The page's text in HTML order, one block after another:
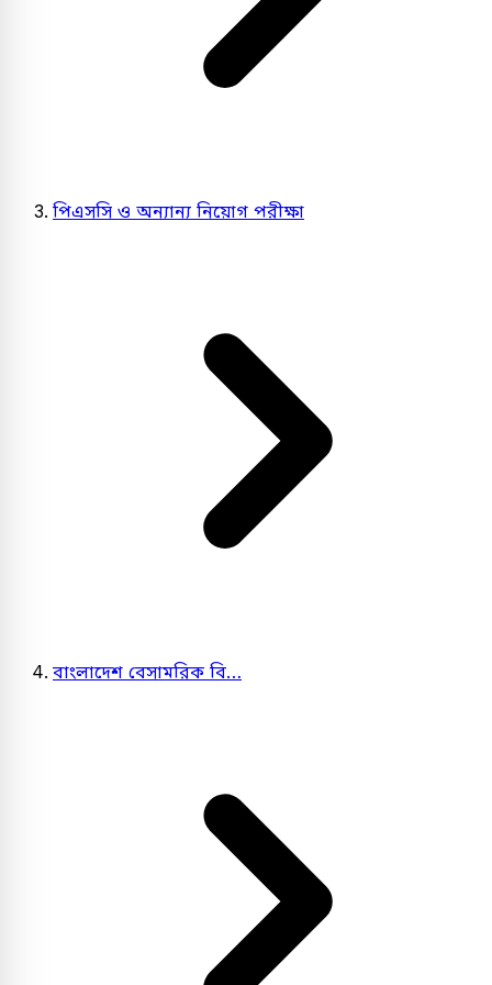
পিএসসি ও অন্যান্য নিয়োগ পরীক্ষা
বাংলাদেশ বেসামরিক বি…